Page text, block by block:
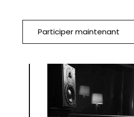
Participer maintenant